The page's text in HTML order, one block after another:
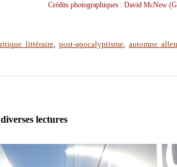
Crédits photographiques : David McNew
littéraire, post-apocalyptisme, automne
lectures